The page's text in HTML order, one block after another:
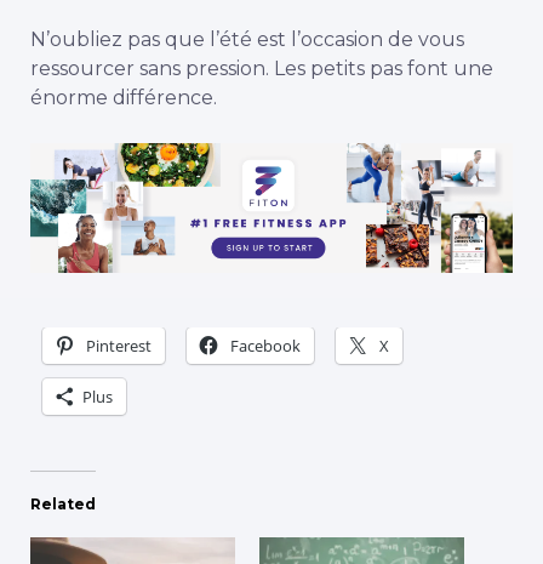
N’oubliez pas que l’été est l’occasion de vous
ressourcer sans pression. Les petits pas font une
énorme différence.
Pinterest Facebook X
Plus
Related